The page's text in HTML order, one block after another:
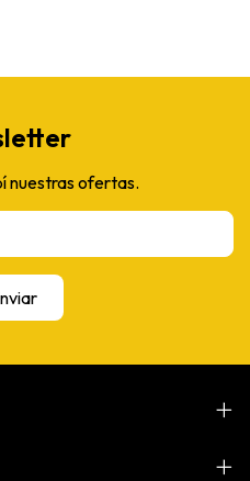
nuestras ofertas.